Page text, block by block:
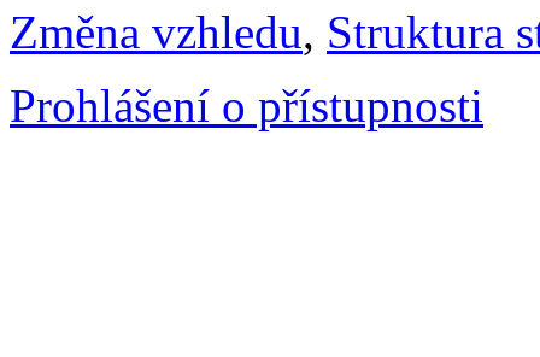
Změna vzhledu, Struktura
Prohlášení o přístupnosti